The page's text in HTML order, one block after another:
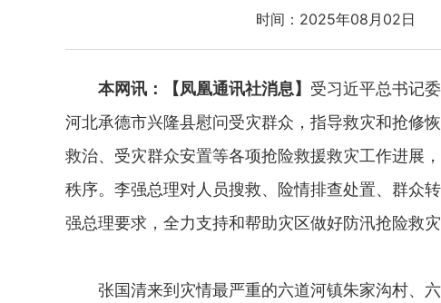
时间：2025年08月02
本网讯：【凤凰通讯社消息】 受习近平总书记
河北承德市兴隆县慰问受灾群众，指导救灾和抢修
救治、受灾群众安置等各项抢险救援救灾工作进展
秩序。李强总理对人员搜救、险情排查处置、群众
强总理要求，全力支持和帮助灾区做好防汛抢险救灾
张国清来到灾情最严重的六道河镇朱家沟村、六